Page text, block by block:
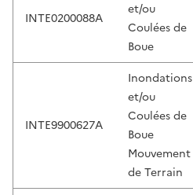
INTE0200088A
et/ou
Coulées de
Boue
INTE9900627A
Inondations
et/ou
Coulées de
Boue
Mouvement
de Terrain